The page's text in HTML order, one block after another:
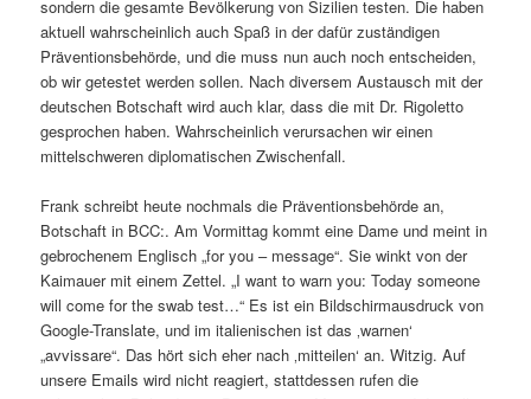
sondern die gesamte Bevölkerung von Sizilien testen. Die haben
aktuell wahrscheinlich auch Spaß in der dafür zuständigen
Präventionsbehörde, und die muss nun auch noch entscheiden,
ob wir getestet werden sollen. Nach diversem Austausch mit der
deutschen Botschaft wird auch klar, dass die mit Dr. Rigoletto
gesprochen haben. Wahrscheinlich verursachen wir einen
mittelschweren diplomatischen Zwischenfall.
Frank schreibt heute nochmals die Präventionsbehörde an,
Botschaft in BCC:. Am Vormittag kommt eine Dame und meint in
gebrochenem Englisch „for you – message“. Sie winkt von der
Kaimauer mit einem Zettel. „I want to warn you: Today someone
will come for the swab test…“ Es ist ein Bildschirmausdruck von
Google-Translate, und im italienischen ist das ‚warnen‘
„avvissare“. Das hört sich eher nach ‚mitteilen‘ an. Witzig. Auf
unsere Emails wird nicht reagiert, stattdessen rufen die